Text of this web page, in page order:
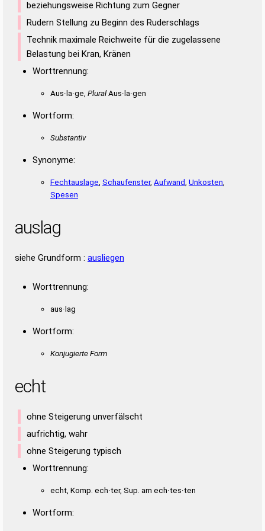
beziehungsweise Richtung zum Gegner
Rudern Stellung zu Beginn des Ruderschlags
Technik maximale Reichweite für die zugelassene
Belastung bei Kran, Kränen
Worttrennung:
Aus·la·ge, PluralAus·la·gen
Wortform:
Substantiv
Synonyme:
Fechtauslage Schaufenster, Aufwand Unkosten
Spesen
auslag
siehe Grundform : ausliegen
Worttrennung:
aus·lag
Wortform:
Konjugierte Form
echt
ohne Steigerung unverfälscht
aufrichtig, wahr
ohne Steigerung typisch
Worttrennung:
echt, Komp. ech·ter, Sup. am ech·tes·ten
Wortform: